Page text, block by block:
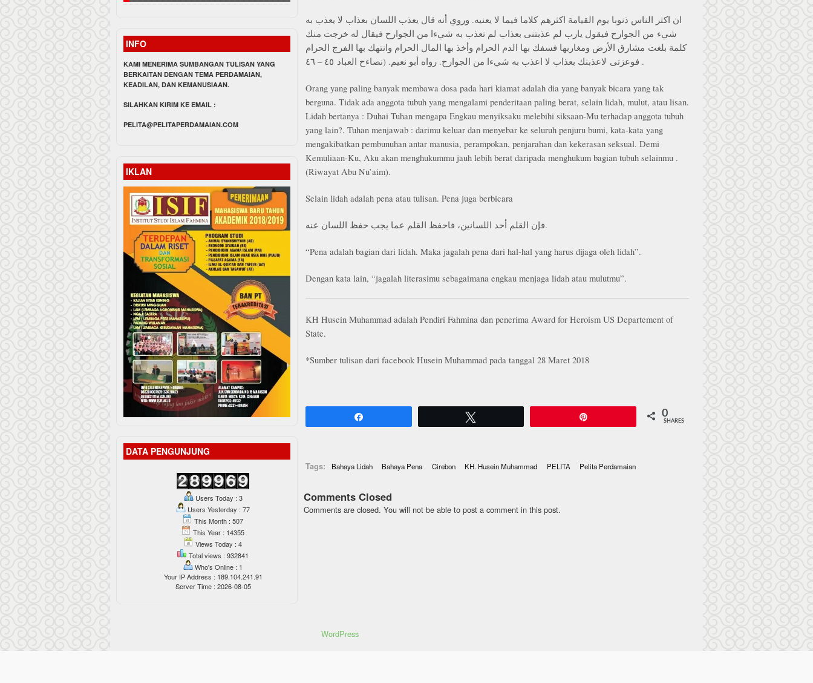
ان اكثر الناس ذنوبا يوم القيامة اكثرهم كلاما فيما لا يعنيه. وروي أنه قال يعذب اللسان بعذاب لا يعذب به
شيء من الجوارح فيقول يارب لم عذبتنى بعذاب لم تعذب به شيءا من الجوارح فيقال له خرجت منك
كلمة بلغت مشارق الأرض ومغاربها فسفك بها الدم الحرام وأخذ بها المال الحرام وانتهك بها الفرج الحرام
. فوعزتى لاعذبنك بعذاب لا اعذب به شيءا من الجوارح. رواه أبو نعيم. (نصاءح العباد ٤٥ – ٤٦
Orang yang paling banyak membawa dosa pada hari kiamat adalah dia yang banyak bicara yang tak
berguna. Tidak ada anggota tubuh yang mengalami penderitaan paling berat, selain lidah, mulut, atau lisan.
Lidah bertanya : Duhai Tuhan mengapa Engkau menyiksaku melebihi siksaan-Mu terhadap anggota tubuh
yang lain?. Tuhan menjawab : darimu keluar dan menyebar ke seluruh penjuru bumi, kata-kata yang
mengakibatkan pembunuhan antar manusia, perampokan, penjarahan dan kekerasan seksual. Demi
Kemuliaan-Ku, Aku akan menghukummu jauh lebih berat daripada menghukum bagian tubuh selainmu .
(Riwayat Abu Nu’aim).
Selain lidah adalah pena atau tulisan. Pena juga berbicara
فإن القلم أحد اللسانين، فاحفظ القلم عما يجب حفظ اللسان عنه.
“Pena adalah bagian dari lidah. Maka jagalah pena dari hal-hal yang harus dijaga oleh lidah”.
Dengan kata lain, “jagalah literasimu sebagaimana engkau menjaga lidah atau mulutmu”.
KH Husein Muhammad adalah Pendiri Fahmina dan penerima Award for Heroism US Departement of
State.
*Sumber tulisan dari facebook Husein Muhammad pada tanggal 28 Maret 2018
0
SHARES
Tags: Bahaya Lidah Bahaya Pena Cirebon KH. Husein Muhammad PELITA Pelita Perdamaian
Comments Closed
Comments are closed. You will not be able to post a comment in this post.
INFO
KAMI MENERIMA SUMBANGAN TULISAN YANG
BERKAITAN DENGAN TEMA PERDAMAIAN,
KEADILAN, DAN KEMANUSIAAN.
SILAHKAN KIRIM KE EMAIL :
PELITA@PELITAPERDAMAIAN.COM
IKLAN
DATA PENGUNJUNG
Users Today : 3
Users Yesterday : 77
This Month : 507
This Year : 14355
Views Today : 4
Total views : 932841
Who's Online : 1
Your IP Address : 189.104.241.91
Server Time : 2026-08-05
WordPress